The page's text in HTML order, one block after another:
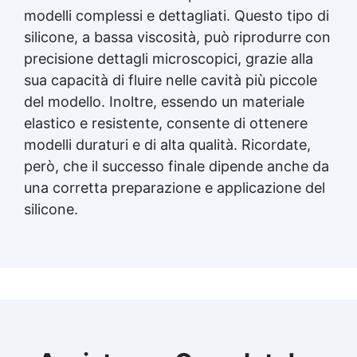
naturalmente e riempire tutti i dettagli senza
inglobare aria. Degasaggio (opzionale): Per
progetti con dettagli molto fini, si consiglia di
utilizzare un contenitore sottovuoto per
rimuovere eventuali bolle d’aria prima della
colata. Tempi e condizioni di indurimento
Tempo di lavorazione (WT): Circa 30-40
minuti a temperatura ambiente (25°C),
sufficienti per completare la colata e
correggere eventuali imperfezioni.
Rimozione e manutenzione dello stampo
Sformatura: Dopo l’indurimento completo,
rimuovi delicatamente il modello dallo
stampo, applica un olio siliconico protettivo
modelli complessi e dettagliati. Questo tipo di
silicone, a bassa viscosità, può riprodurre con
precisione dettagli microscopici, grazie alla
sua capacità di fluire nelle cavità più piccole
del modello. Inoltre, essendo un materiale
elastico e resistente, consente di ottenere
modelli duraturi e di alta qualità. Ricordate,
però, che il successo finale dipende anche da
una corretta preparazione e applicazione del
silicone.